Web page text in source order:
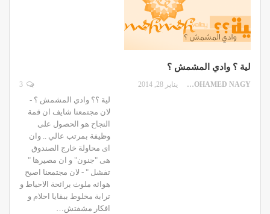
لية ؟ وادي المشمش ؟
MOHAMED NAGY يناير 28, 2014
لية ؟؟ وادي المشمش ؟ -
لان مجتمعنا شايف ان قمة
النجاح هو الحصول على
وظيفة بمرتب عالي .. وان
اى محاولة خارج الصندوق
هى "جنون" و ان مصيرها "
تفشل " - لان مجتمعنا اصبح
هوائه ملوث برائحة الاحباط و
ترابة مخلوط ببقايا احلام و
افكار مشفتش…